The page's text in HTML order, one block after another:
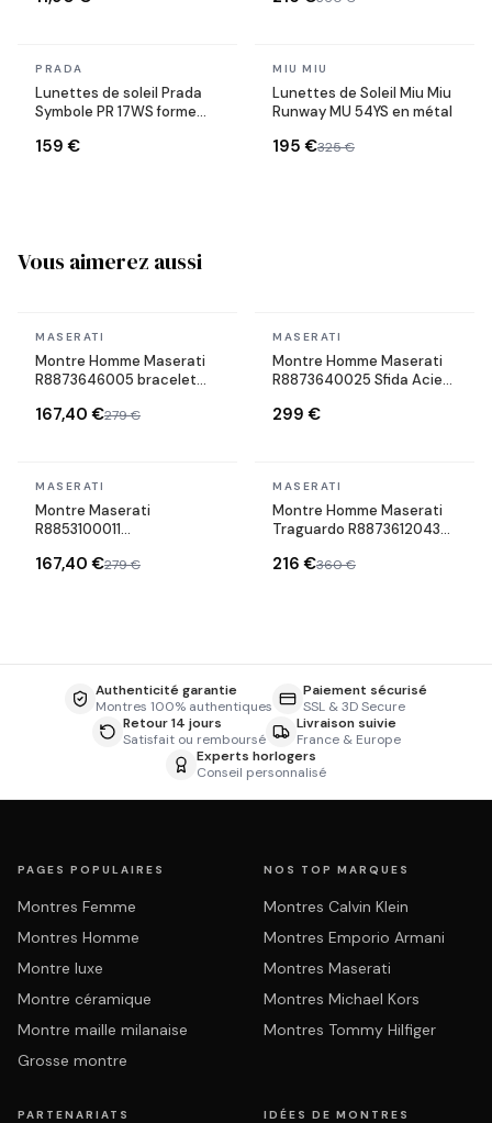
En stock
PRADA
Lunettes de soleil Prada
Symbole PR 17WS forme
159 €
En stock
MIU MIU
Lunettes de Soleil Miu Miu
Runway MU 54YS en métal
195 €325 €
Vous aimerez aussi
En stock
MASERATI
Montre Homme Maserati
R8873646005 bracelet
multifonctions
167,40 €279 €
En stock
MASERATI
Montre Homme Maserati
R8873640025 Sfida Acier
299 €
En stock
MASERATI
Montre Maserati
R8853100011
avec Cadran Bleu
167,40 €279 €
En stock
MASERATI
Montre Homme Maserati
Traguardo R8873612043
bracelet en acier
216 €360 €
Authenticité garantie
Montres 100% authentiques
Paiement sécurisé
SSL & 3D Secure
Retour 14 jours
Satisfait ou remboursé
Livraison suivie
France & Europe
Experts horlogers
Conseil personnalisé
PAGES POPULAIRES
Montres Femme
Montres Homme
Montre luxe
Montre céramique
Montre maille milanaise
Grosse montre
NOS TOP MARQUES
Montres Calvin Klein
Montres Emporio Armani
Montres Maserati
Montres Michael Kors
Montres Tommy Hilfiger
PARTENARIATS IDÉES DE MONTRES